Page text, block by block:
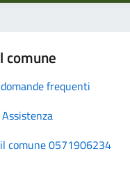
comune
frequenti
comune 0571906234